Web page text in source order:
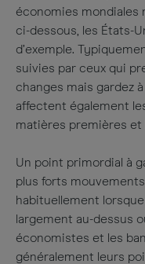
économies mondiales
ci-dessous, les États-
d’exemple.
suivies par ceux qui
changes mais gardez
affectent également
matières premières et
Un point primordial à
plus forts
habituellement
largement au-dessus
économistes et les
généralement leurs